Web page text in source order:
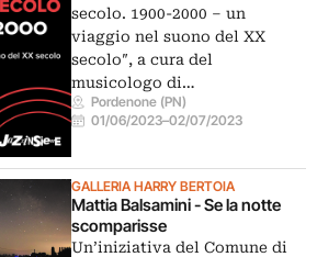
secolo. 1900-2000 – un
viaggio nel suono del XX
secolo″, a cura del
musicologo di…
Pordenone (PN)
01/06/2023–02/07/2023
GALLERIA HARRY BERTOIA
Mattia Balsamini - Se la notte
scomparisse
Un’iniziativa del Comune di